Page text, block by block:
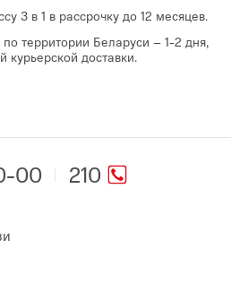
3 в 1 в рассрочку до 12 месяцев.
территории Беларуси – 1-2 дня,
доставки.
210
00